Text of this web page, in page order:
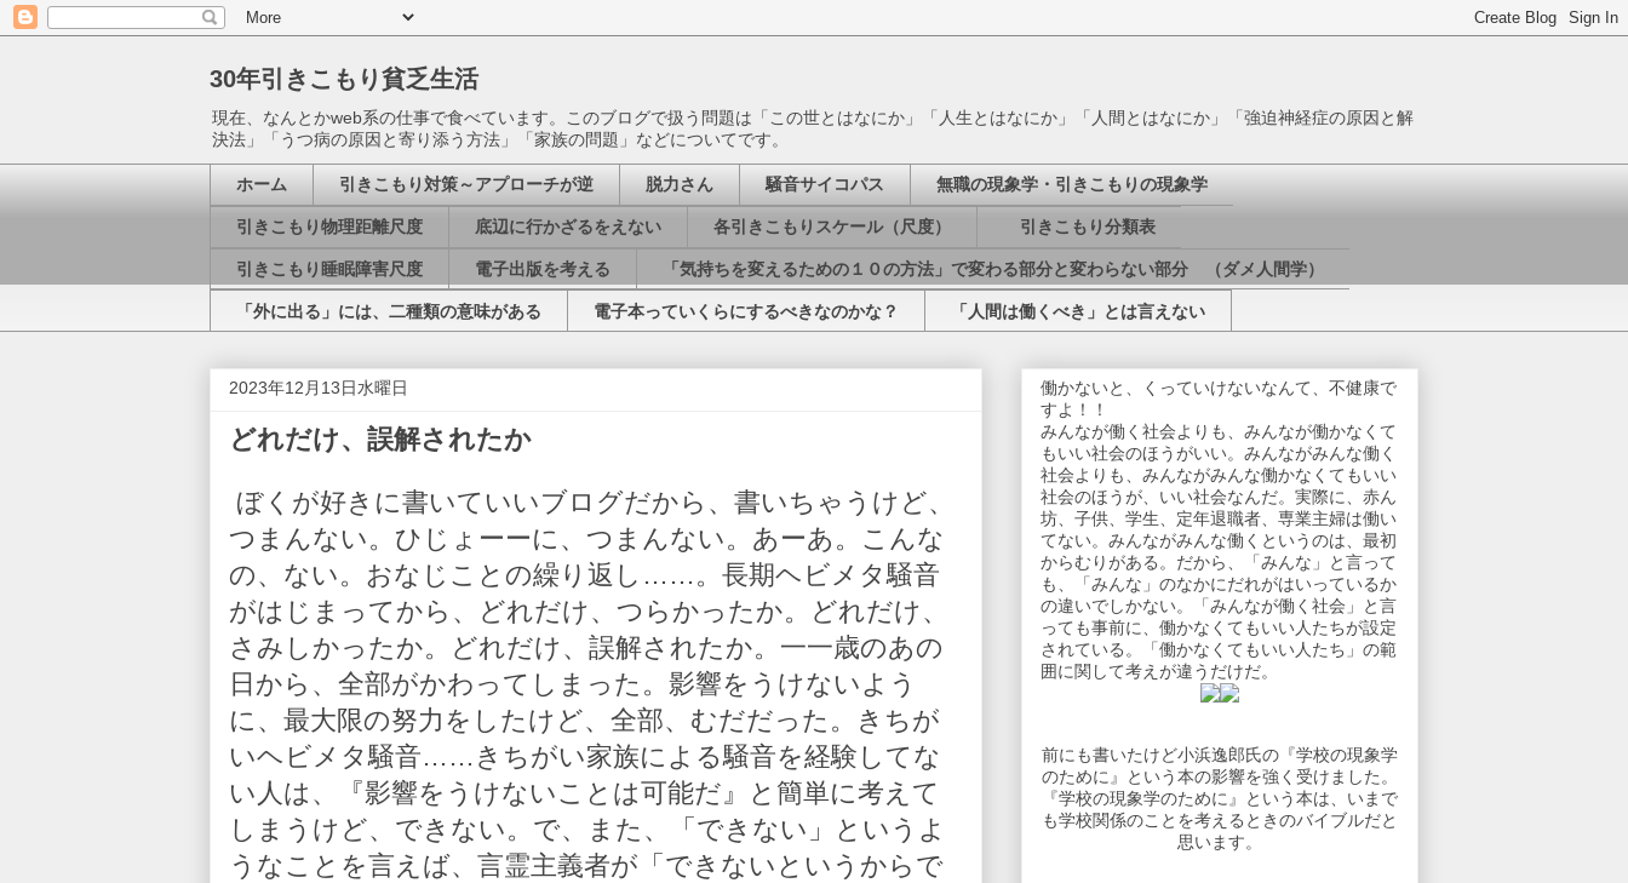
30年引きこもり貧乏生活
現在、なんとかweb系の仕事で食べています。このブログで扱う問題は「この世とはなにか」「人生とはなにか」「人間とはなにか」「強迫神経症の原因と解
決法」「うつ病の原因と寄り添う方法」「家族の問題」などについてです。
ホーム 引きこもり対策～アプローチが逆 脱力さん 騒音サイコパス 無職の現象学・引きこもりの現象学
引きこもり物理距離尺度 底辺に行かざるをえない 各引きこもりスケール（尺度） 引きこもり分類表
引きこもり睡眠障害尺度 電子出版を考える 「気持ちを変えるための１０の方法」で変わる部分と変わらない部分 （ダメ人間学）
「外に出る」には、二種類の意味がある 電子本っていくらにするべきなのかな？ 「人間は働くべき」とは言えない
2023年12月13日水曜日
どれだけ、誤解されたか
ぼくが好きに書いていいブログだから、書いちゃうけど、
つまんない。ひじょーーに、つまんない。あーあ。こんな
の、ない。おなじことの繰り返し……。長期ヘビメタ騒音
がはじまってから、どれだけ、つらかったか。どれだけ、
さみしかったか。どれだけ、誤解されたか。一一歳のあの
日から、全部がかわってしまった。影響をうけないよう
に、最大限の努力をしたけど、全部、むだだった。きちが
いヘビメタ騒音……きちがい家族による騒音を経験してな
い人は、『影響をうけないことは可能だ』と簡単に考えて
しまうけど、できない。で、また、「できない」というよ
うなことを言えば、言霊主義者が「できないというからで
働かないと、くっていけないなんて、不健康で
すよ！！
みんなが働く社会よりも、みんなが働かなくて
もいい社会のほうがいい。みんながみんな働く
社会よりも、みんながみんな働かなくてもいい
社会のほうが、いい社会なんだ。実際に、赤ん
坊、子供、学生、定年退職者、専業主婦は働い
てない。みんながみんな働くというのは、最初
からむりがある。だから、「みんな」と言って
も、「みんな」のなかにだれがはいっているか
の違いでしかない。「みんなが働く社会」と言
っても事前に、働かなくてもいい人たちが設定
されている。「働かなくてもいい人たち」の範
囲に関して考えが違うだけだ。
前にも書いたけど小浜逸郎氏の『学校の現象学
のために』という本の影響を強く受けました。
『学校の現象学のために』という本は、いまで
も学校関係のことを考えるときのバイブルだと
思います。